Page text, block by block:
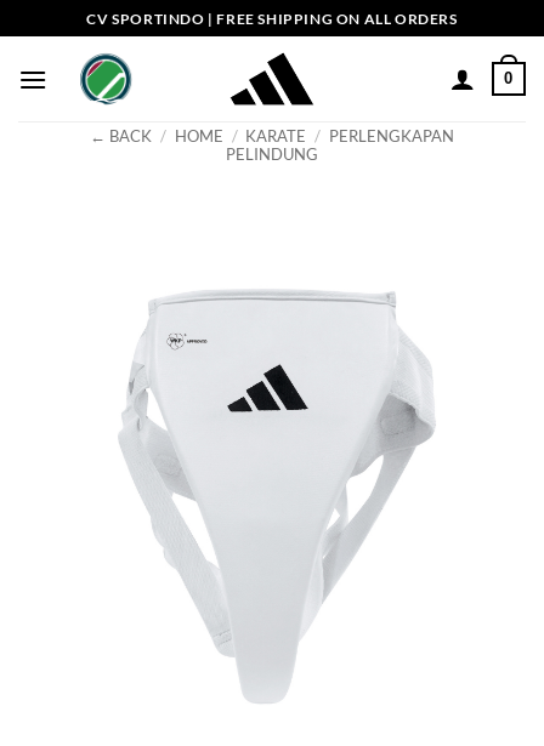
to
content
CV SPORTINDO | FREE SHIPPING ON ALL ORDERS
0
← BACK / HOME / KARATE / PERLENGKAPAN
PELINDUNG